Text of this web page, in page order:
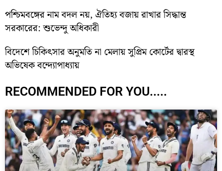
পশ্চিমবঙ্গের নাম বদল নয়, ঐতিহ্য বজায় রাখার সিদ্ধান্ত
সরকারের: শুভেন্দু অধিকারী
বিদেশে চিকিৎসার অনুমতি না মেলায় সুপ্রিম কোর্টের দ্বারস্থ
অভিষেক বন্দ্যোপাধ্যায়
RECOMMENDED FOR YOU.....